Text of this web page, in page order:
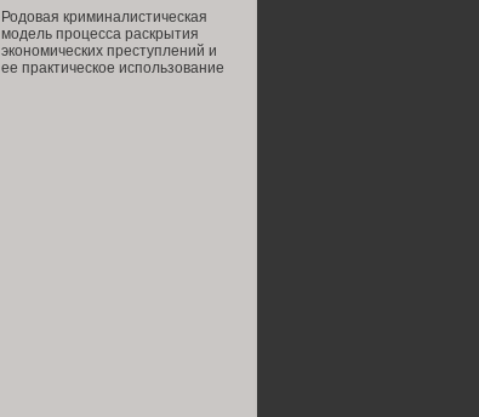
Родовая криминалистическая
модель процесса раскрытия
экономических преступлений и
ее практическое использование